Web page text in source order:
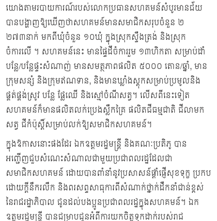
យោងតាមរបាយការណ៍របស់លោកប្រធានសហគមន៍សំបូរមានជ័យ
បានបង្ហាញឱ្យឃើញថាសហគមន៍មានសមាជិកសរុបចំនួន ២
២៧៣នាក់ មកពីឃុំចំនួន ១០ឃុំ ក្នុងស្រុកស្ទឹងត្រង់ និងស្រុក
ចំការលើ ។ សហគមន៍នេះ មានផ្ទៃដីចំការរួម ១៣ហិកតា សម្រាប់ដាំ
បន្លែ/បន្លែផ្ទះសំណាញ់ មានសមត្ថភាពផលិត ៥០០០ តោន/ឆ្នាំ, មាន
ក្រុមសន្សំ និងក្រុមឥណទាន, និងមានឃ្លាំងស្តុកសម្រាប់ប្រមូលនិង
ផ្គត់ផ្គង់ស្រូវ បន្លែ ផ្លែឈើ និងស្មៅចំណីសត្វ។ លើសពីនេះទៀត
សហគមន៍ក៏មានផលិតលក់ប្រេងស្លឹកគ្រៃ ផលិតជីធម្មជាតិ ជីលាមក
សត្វ ជីកំប៉ុស្ដិ៍សម្រាប់លក់ឱ្យសមាជិកសហគមន៍។
ក្នុងឱកាសនោះផងដែរ ឯកឧត្តមរដ្ឋមន្ដ្រី និងគណៈប្រតិភូ បាន
អញ្ជើញជួបសំណេះសំណាលជាមួយប្រជាពលរដ្ឋដែលជា
សមាជិកសហគមន៍ ដោយបានពាំនាំនូវប្រសាសន៍ផ្ដាំផ្ញើសុខទុក្ខ ប្រកប
ដោយក្ដីនឹករលឹក និងពរសព្ទសាធុការពីសំណាក់ថ្នាក់ដឹកនាំជាន់ខ្ពស់
នៃរាជរដ្ឋាភិបាល ជូនដល់បងប្អូនប្រជាពលរដ្ឋក្នុងសហគមន៍។ ឯក
ឧត្តមរដ្ឋមន្ដ្រី បានជម្រាបជូនអំពីការយកចិត្តទុកដាក់របស់រាជ